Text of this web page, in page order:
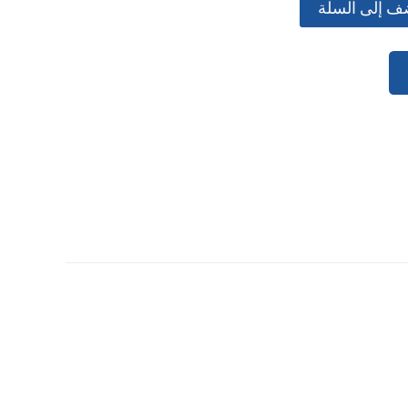
إلى السلة